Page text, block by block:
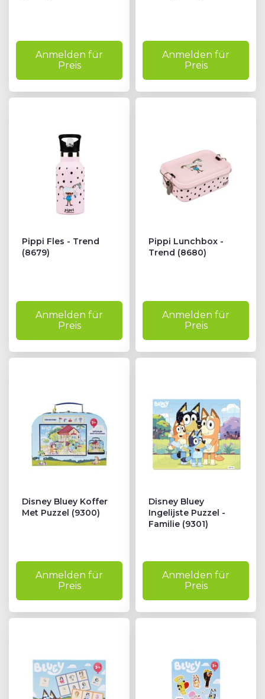
Anmelden für
Preis
Anmelden für
Preis
Pippi Fles - Trend
(8679)
Anmelden für
Preis
Pippi Lunchbox -
Trend (8680)
Anmelden für
Preis
Disney Bluey Koffer
Met Puzzel (9300)
Anmelden für
Preis
Disney Bluey
Ingelijste Puzzel -
Familie (9301)
Anmelden für
Preis